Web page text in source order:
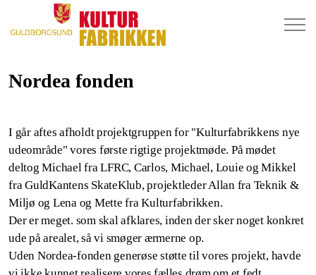
Nordea fonden
I går aftes afholdt projektgruppen for "Kulturfabrikkens nye
udeområde" vores første rigtige projektmøde. På mødet
deltog Michael fra LFRC, Carlos, Michael, Louie og Mikkel
fra GuldKantens SkateKlub, projektleder Allan fra Teknik &
Miljø og Lena og Mette fra Kulturfabrikken.
Der er meget. som skal afklares, inden der sker noget konkret
ude på arealet, så vi smøger ærmerne op.
Uden Nordea-fonden generøse støtte til vores projekt, havde